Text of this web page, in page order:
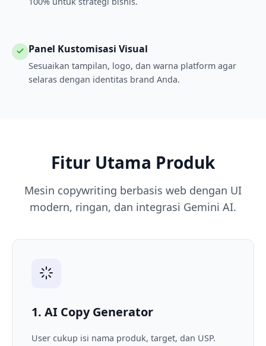
Panel Kustomisasi Visual
Sesuaikan tampilan, logo, dan warna platform agar
selaras dengan identitas brand Anda.
Fitur Utama Produk
Mesin copywriting berbasis web dengan UI
modern, ringan, dan integrasi Gemini AI.
1. AI Copy Generator
User cukup isi nama produk, target, dan USP.